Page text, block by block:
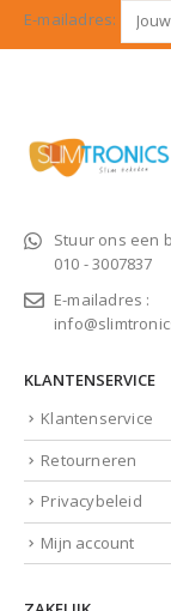
E-mailadres:
Stuur ons een
010 - 3007837
E-mailadres :
KLANTENSERVICE
Klantenservice
Retourneren
Privacybeleid
Mijn account